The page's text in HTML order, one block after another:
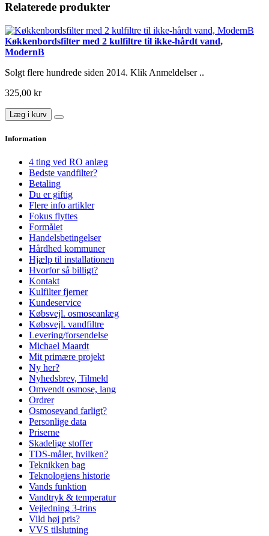
Relaterede produkter
Køkkenbordsfilter med 2 kulfiltre til ikke-hårdt vand,
ModernB
Solgt flere hundrede siden 2014. Klik Anmeldelser ..
325,00 kr
Læg i kurv
Information
4 ting ved RO anlæg
Bedste vandfilter?
Betaling
Du er giftig
Flere info artikler
Fokus flyttes
Formålet
Handelsbetingelser
Hårdhed kommuner
Hjælp til installationen
Hvorfor så billigt?
Kontakt
Kulfilter fjerner
Kundeservice
Købsvejl. osmoseanlæg
Købsvejl. vandfiltre
Levering/forsendelse
Michael Maardt
Mit primære projekt
Ny her?
Nyhedsbrev, Tilmeld
Omvendt osmose, lang
Ordrer
Osmosevand farligt?
Personlige data
Priserne
Skadelige stoffer
TDS-måler, hvilken?
Teknikken bag
Teknologiens historie
Vands funktion
Vandtryk & temperatur
Vejledning 3-trins
Vild høj pris?
VVS tilslutning